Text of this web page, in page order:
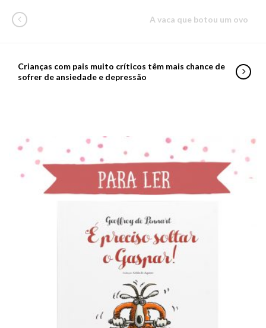
A vaca que botou um ovo
Crianças com pais muito críticos têm mais chance de
sofrer de ansiedade e depressão